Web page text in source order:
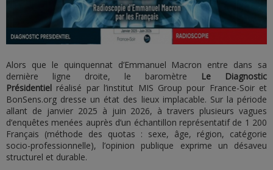
Alors que le quinquennat d’Emmanuel Macron entre dans sa
dernière ligne droite, le baromètre
Le Diagnostic
Présidentiel réalisé par l’institut MIS Group pour France-Soir et
BonSens.org dresse un état des lieux implacable. Sur la période
allant de janvier 2025 à juin 2026, à travers plusieurs vagues
d’enquêtes menées auprès d’un échantillon représentatif de 1 200
Français (méthode des quotas : sexe, âge, région, catégorie
socio-professionnelle), l’opinion publique exprime un désaveu
structurel et durable.